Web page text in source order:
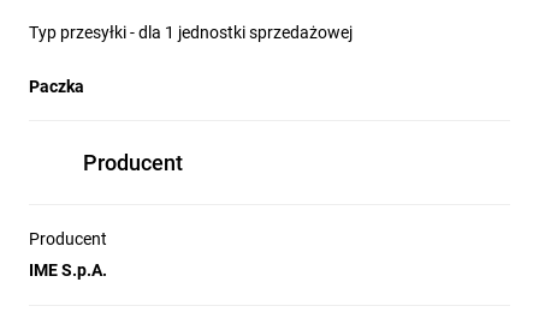
Typ przesyłki - dla 1 jednostki sprzedażowej
Paczka
Producent
Producent
IME S.p.A.